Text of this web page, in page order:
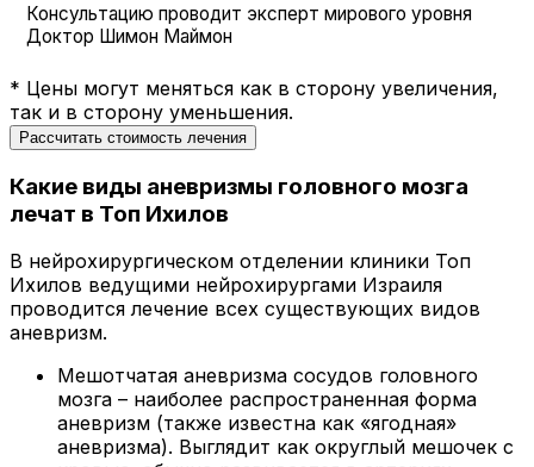
Консультацию проводит эксперт мирового уровня
Доктор Шимон Маймон
* Цены могут меняться как в сторону увеличения,
так и в сторону уменьшения.
Рассчитать стоимость лечения
Какие виды аневризмы головного мозга
лечат в Топ Ихилов
В нейрохирургическом отделении клиники Топ
Ихилов ведущими нейрохирургами Израиля
проводится лечение всех существующих видов
аневризм.
Мешотчатая аневризма сосудов головного
мозга – наиболее распространенная форма
аневризм (также известна как «ягодная»
аневризма). Выглядит как округлый мешочек с